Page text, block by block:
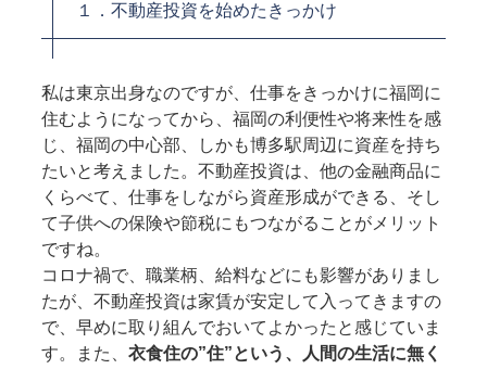
１．不動産投資を始めたきっかけ
私は東京出身なのですが、仕事をきっかけに福岡に
住むようになってから、福岡の利便性や将来性を感
じ、福岡の中心部、しかも博多駅周辺に資産を持ち
たいと考えました。不動産投資は、他の金融商品に
くらべて、仕事をしながら資産形成ができる、そし
て子供への保険や節税にもつながることがメリット
ですね。
コロナ禍で、職業柄、給料などにも影響がありまし
たが、不動産投資は家賃が安定して入ってきますの
で、早めに取り組んでおいてよかったと感じていま
す。また、 衣食住の”住”という、人間の生活に無く